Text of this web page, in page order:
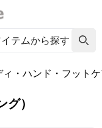
ィ・ハンド・フット
）